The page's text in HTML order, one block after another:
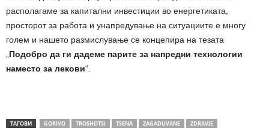
располагаме за капитални инвестиции во енергетиката,
просторот за работа и унапредување на ситуациите е многу
голем и нашето размислување се концепира на тезата
Подобро да ги дадеме парите за напредни технологии
наместо за лекови“.
ТАГОВИ GORIVO TROSHOTSI TSENA ZAGADUVANE ZDRAVJE